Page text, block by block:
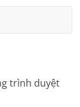
trình duyệt